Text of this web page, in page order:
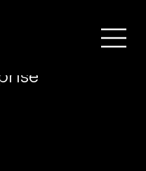
de
dans les